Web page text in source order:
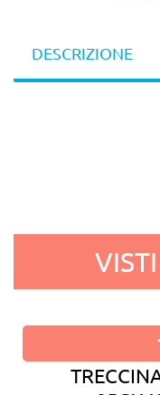
DESCRIZIONE